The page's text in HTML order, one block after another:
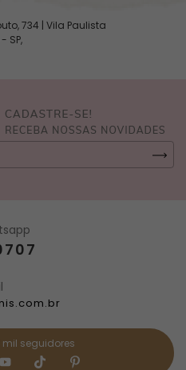
734 | Vila Paulista
SP,
mil seguidores